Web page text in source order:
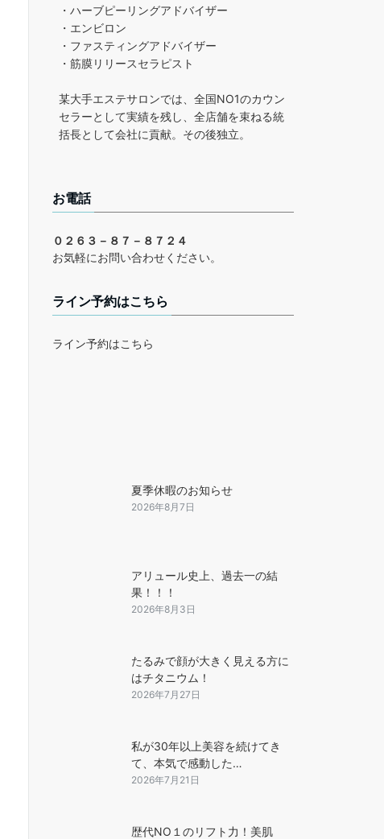
・ハーブピーリングアドバイザー
・エンビロン
・ファスティングアドバイザー
・筋膜リリースセラピスト
某大手エステサロンでは、全国NO1のカウン
セラーとして実績を残し、全店舗を束ねる統
括長として会社に貢献。その後独立。
お電話
０２６３－８７－８７２４
お気軽にお問い合わせください。
ライン予約はこちら
ライン予約はこちら
夏季休暇のお知らせ
2026年8月7日
アリュール史上、過去一の結
果！！！
2026年8月3日
たるみで顔が大きく見える方に
はチタニウム！
2026年7月27日
私が30年以上美容を続けてき
て、本気で感動した…
2026年7月21日
歴代NO１のリフト力！美肌